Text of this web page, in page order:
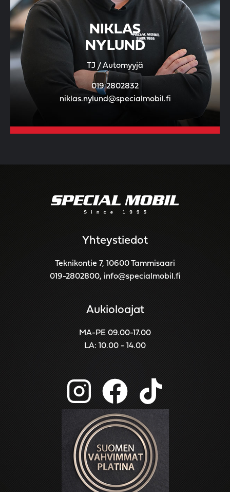
NIKLAS
NYLUND
TJ / Automyyjä
019 2802832
niklas.nylund@specialmobil.fi
Yhteystiedot
Teknikontie 7, 10600 Tammisaari
019-2802800, info@specialmobil.fi
Aukioloajat
MA-PE 09.00-17.00
LA: 10.00 - 14.00